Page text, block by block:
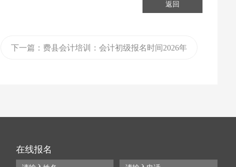
返回
下一篇：费县会计培训：会计初级报名时间2026年
在线报名